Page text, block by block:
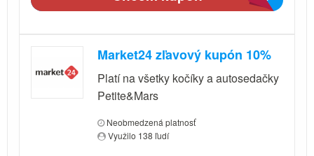
Market24 zľavový kupón 10%
Platí na všetky kočíky a autosedačky
Petite&Mars
Neobmedzená platnosť
Využilo 138 ľudí